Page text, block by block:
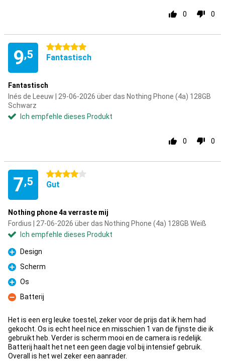
0 0
9,5
5 Sterne
Fantastisch
Fantastisch
Inés de Leeuw | 29-06-2026 über das Nothing Phone (4a) 128GB
Schwarz
Ich empfehle dieses Produkt
0 0
7,5
4 Sterne
Gut
Nothing phone 4a verraste mij
Fordius | 27-06-2026 über das Nothing Phone (4a) 128GB Weiß
Ich empfehle dieses Produkt
Pro
Design
Pro
Scherm
Pro
Os
Kontra
Batterij
Het is een erg leuke toestel, zeker voor de prijs dat ik hem had
gekocht. Os is echt heel nice en misschien 1 van de fijnste die ik
gebruikt heb. Verder is scherm mooi en de camera is redelijk.
Batterij haalt het net een geen dagje vol bij intensief gebruik.
Overall is het wel zeker een aanrader.